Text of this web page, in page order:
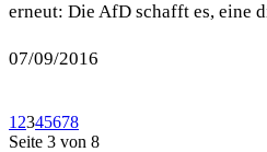
erneut: Die AfD schafft es, eine
07/09/2016
1 2345678
Seite 3 von 8